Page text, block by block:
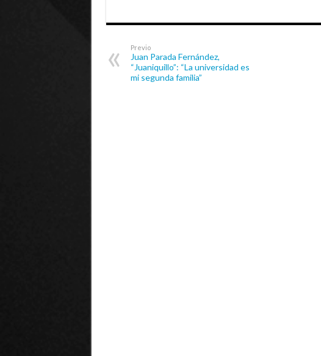
Previo
Juan Parada Fernández,
“Juaniquillo”: “La universidad es
mi segunda familia”